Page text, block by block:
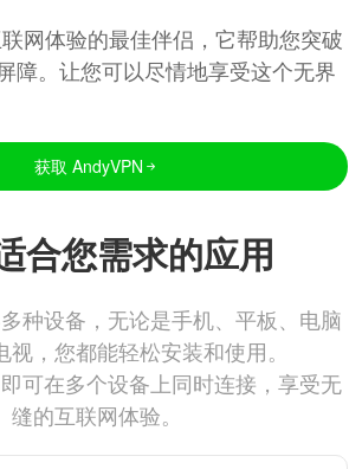
网体验的最佳伴侣，它帮助您突破
障。让您可以尽情地享受这个无界
获取 AndyVPN
合您需求的应用
种设备，无论是手机、平板、电脑
视，您都能轻松安装和使用。
可在多个设备上同时连接，享受无
缝的互联网体验。